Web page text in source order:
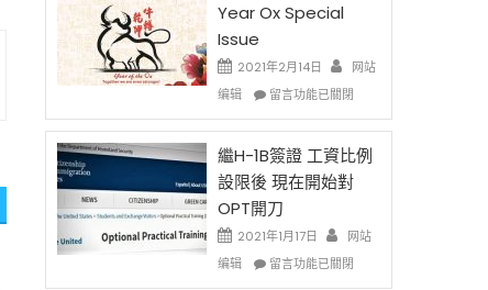
Year Ox Special
Issue
2021年2月14日
网站
编辑
在
Chinese
New
Year
Ox
Special
Issue〉
中
留言功能已關閉
繼H-1B簽證 工資比例
設限後 現在開始對
OPT開刀
2021年1月17日
网站
编辑
在
留言功能已關閉